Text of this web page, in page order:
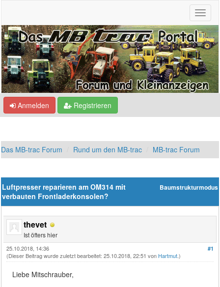
Anmelden Registrieren
Das MB-trac Forum Rund um den MB-trac MB-trac Forum
Baumstrukturmodus
Luftpresser reparieren am OM314 mit
verbauten Frontladerkonsolen?
thevet
Ist öfters hier
#1
25.10.2018, 14:36
(Dieser Beitrag wurde zuletzt bearbeitet: 25.10.2018, 22:51 von Hartmut.)
Liebe Mitschrauber,